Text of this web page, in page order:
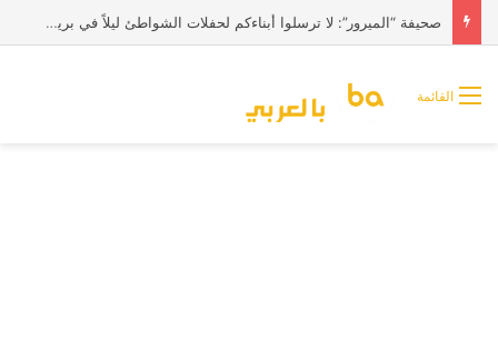
صحيفة “الميرور”: لا ترسلوا أبناءكم لحفلات الشواطئ ليلاً في بريطانيا
القائمة